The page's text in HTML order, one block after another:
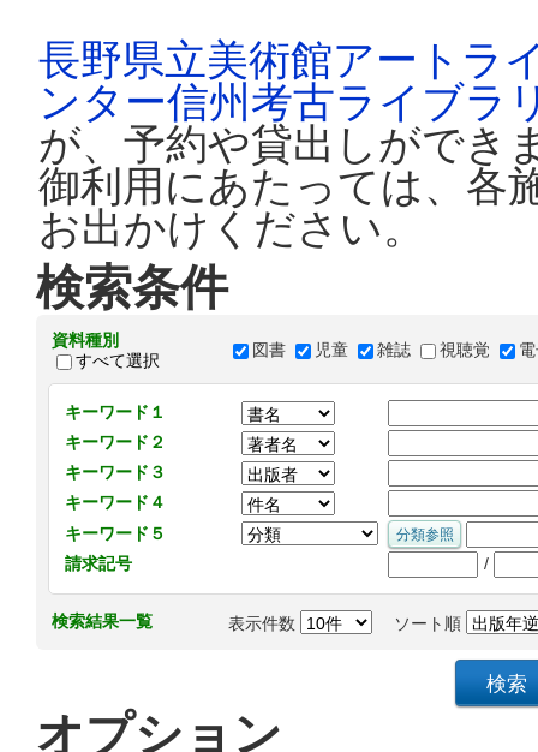
長野県立美術館アートラ
ンター信州考古ライブラ
が、予約や貸出しができ
御利用にあたっては、各
お出かけください。
検索条件
資料種別
すべて選択
図書 児童 雑誌 視聴覚
キーワード１
キーワード２
キーワード３
キーワード４
キーワード５
請求記号
/
検索結果一覧 表示件数 ソート順
オプション